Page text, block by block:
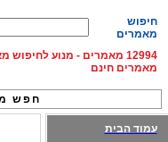
חיפוש
מאמרים
12994 מאמרים - מנוע
מאמרים חינם
חפש
עמוד הבית